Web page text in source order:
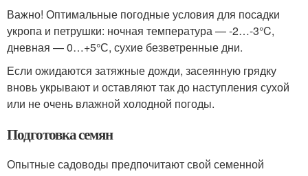
Важно! Оптимальные погодные условия для посадки
укропа и петрушки: ночная температура — -2…-3°C,
дневная — 0…+5°С, сухие безветренные дни.
Если ожидаются затяжные дожди, засеянную грядку
вновь укрывают и оставляют так до наступления сухой
или не очень влажной холодной погоды.
Подготовка семян
Опытные садоводы предпочитают свой семенной